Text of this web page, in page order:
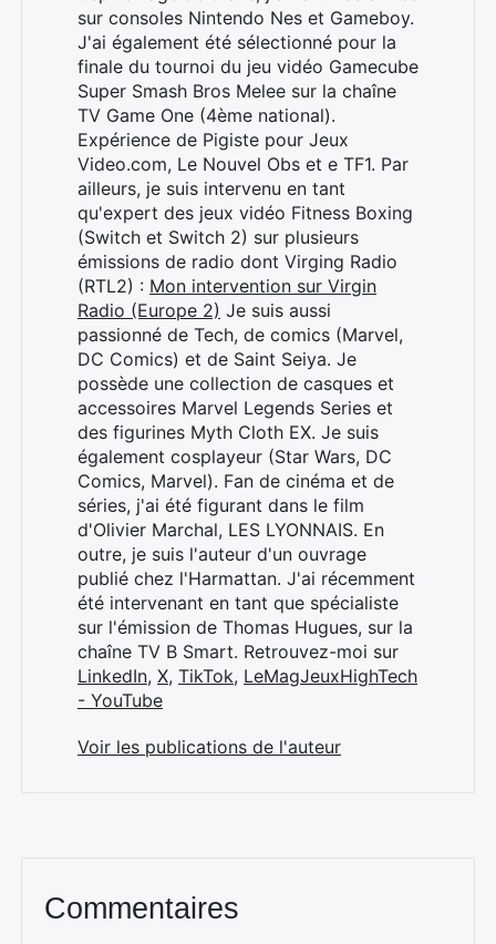
sur consoles Nintendo Nes et Gameboy.
J'ai également été sélectionné pour la
finale du tournoi du jeu vidéo Gamecube
Super Smash Bros Melee sur la chaîne
TV Game One (4ème national).
Expérience de Pigiste pour Jeux
Video.com, Le Nouvel Obs et e TF1. Par
ailleurs, je suis intervenu en tant
qu'expert des jeux vidéo Fitness Boxing
(Switch et Switch 2) sur plusieurs
émissions de radio dont Virging Radio
(RTL2) : Mon intervention sur Virgin
Radio (Europe 2) Je suis aussi
passionné de Tech, de comics (Marvel,
DC Comics) et de Saint Seiya. Je
possède une collection de casques et
accessoires Marvel Legends Series et
des figurines Myth Cloth EX. Je suis
également cosplayeur (Star Wars, DC
Comics, Marvel). Fan de cinéma et de
séries, j'ai été figurant dans le film
d'Olivier Marchal, LES LYONNAIS. En
outre, je suis l'auteur d'un ouvrage
publié chez l'Harmattan. J'ai récemment
été intervenant en tant que spécialiste
sur l'émission de Thomas Hugues, sur la
chaîne TV B Smart. Retrouvez-moi sur
LinkedIn, X, TikTok, LeMagJeuxHighTech
- YouTube
Voir les publications de l'auteur
Commentaires
Rechercher
: